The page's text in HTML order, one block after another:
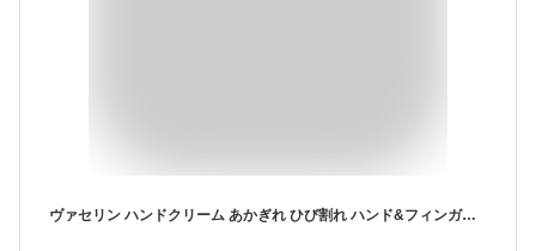
ヴァセリン ハンドクリーム あかぎれ ひび割れ ハンド&フィンガー 50g 5本セット 送料無料